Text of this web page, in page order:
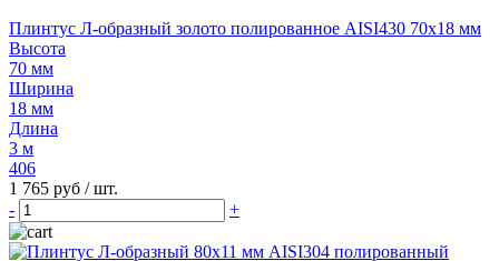
Плинтус Л-образный золото полированное AISI430 70х18 мм
Высота
70 мм
Ширина
18 мм
Длина
3 м
406
1 765 руб / шт.
-
+